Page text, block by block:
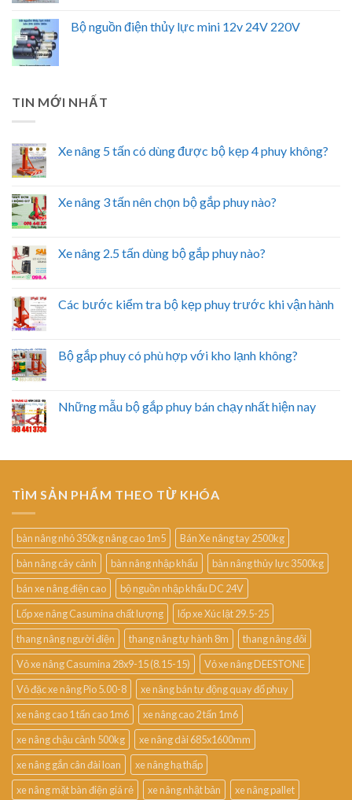
Bộ nguồn điện thủy lực mini 12v 24V 220V
TIN MỚI NHẤT
Xe nâng 5 tấn có dùng được bộ kẹp 4 phuy không?
Xe nâng 3 tấn nên chọn bộ gắp phuy nào?
Xe nâng 2.5 tấn dùng bộ gắp phuy nào?
Các bước kiểm tra bộ kẹp phuy trước khi vận hành
Bộ gắp phuy có phù hợp với kho lạnh không?
Những mẫu bộ gắp phuy bán chạy nhất hiện nay
TÌM SẢN PHẨM THEO TỪ KHÓA
bàn nâng nhỏ 350kg nâng cao 1m5
Bán Xe nâng tay 2500kg
bàn nâng cây cảnh
bàn nâng nhập khẩu
bàn nâng thủy lực 3500kg
bán xe nâng điện cao
bộ nguồn nhập khẩu DC 24V
Lốp xe nâng Casumina chất lượng
lốp xe Xúc lật 29.5-25
thang nâng người điện
thang nâng tự hành 8m
thang nâng đôi
Vỏ xe nâng Casumina 28x9-15 (8.15-15)
Vỏ xe nâng DEESTONE
Vỏ đặc xe nâng Pio 5.00-8
xe nâng bán tự động quay đổ phuy
xe nâng cao 1 tấn cao 1m6
xe nâng cao 2 tấn 1m6
xe nâng chậu cảnh 500kg
xe nâng dài 685x1600mm
xe nâng gắn cân đài loan
xe nâng hạ thấp
xe nâng mặt bàn điện giá rẻ
xe nâng nhật bản
xe nâng pallet